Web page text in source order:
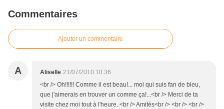
Commentaires
Ajouter un commentaire
A Aliselle 21/07/2010 10:36
<br /> Oh!!!!!! Comme il est beau!... moi qui suis fan de bleu,
que j'aimerais en trouver un comme ça!...<br /> Merci de ta
visite chez moi tout à l'heure..<br /> Amités<br /> <br /> <br />